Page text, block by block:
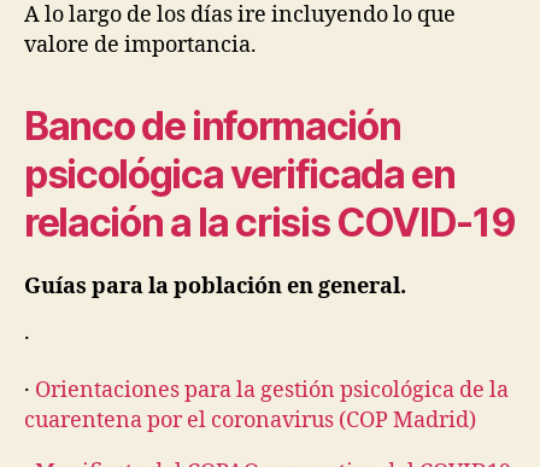
A lo largo de los días ire incluyendo lo que
valore de importancia.
Banco de información
psicológica verificada en
relación a la crisis COVID-19
Guías para la población en general.
·
· Orientaciones para la gestión psicológica de la
cuarentena por el coronavirus (COP Madrid)